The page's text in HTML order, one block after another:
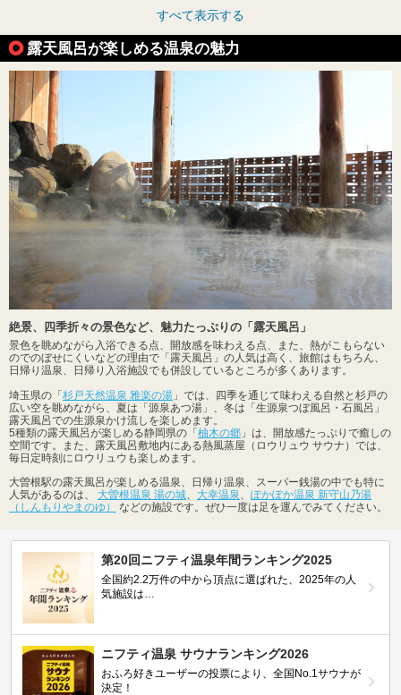
すべて表示する
露天風呂が楽しめる温泉の魅力
絶景、四季折々の景色など、魅力たっぷりの「露天風呂」
景色を眺めながら入浴できる点、開放感を味わえる点、また、熱がこもらない
のでのぼせにくいなどの理由で「露天風呂」の人気は高く、旅館はもちろん、
日帰り温泉、日帰り入浴施設でも併設しているところが多くあります。
埼玉県の「 杉戸天然温泉 雅楽の湯 」では、四季を通じて味わえる自然と杉戸の
広い空を眺めながら、夏は「源泉あつ湯」、冬は「生源泉つぼ風呂・石風呂」
露天風呂での生源泉かけ流しを楽しめます。
5種類の露天風呂が楽しめる静岡県の「 柚木の郷 」は、開放感たっぷりで癒しの
空間です。また、露天風呂敷地内にある熱風蒸屋（ロウリュウ サウナ）では、
毎日定時刻にロウリュウも楽しめます。
大曽根駅の露天風呂が楽しめる温泉、日帰り温泉、スーパー銭湯の中でも特に
人気があるのは、 大曽根温泉 湯の城、 大幸温泉、 ぽかぽか温泉 新守山乃湯
（しんもりやまのゆ）
などの施設です。ぜひ一度は足を運んでみてください。
第20回ニフティ温泉年間ランキング2025
全国約2.2万件の中から頂点に選ばれた、2025年の人
気施設は…
ニフティ温泉 サウナランキング2026
おふろ好きユーザーの投票により、全国No.1サウナが
決定！